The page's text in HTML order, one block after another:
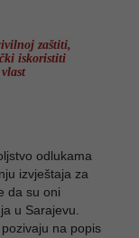
zaštiti,
iskoristiti
odlukama
izvještaja za
da su oni
u Sarajevu.
na popis